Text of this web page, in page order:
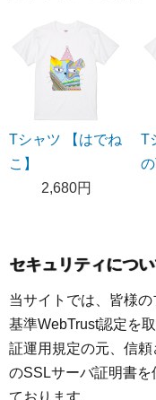
Tシャツ 【はでね
こ】
2,680円
T
の
セキュリティにつ
当サイトでは、皆様
基準WebTrust認定を
証運用規定の元、信
のSSLサーバ証明書
ております。